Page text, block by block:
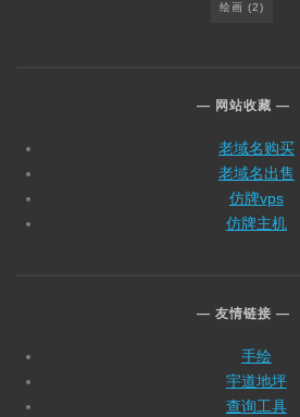
绘画 (2)
网站收藏
老域名购买
老域名出售
仿牌vps
仿牌主机
友情链接
手绘
宇道地坪
查询工具